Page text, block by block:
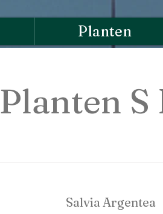
Planten
Planten S
Salvia Argentea